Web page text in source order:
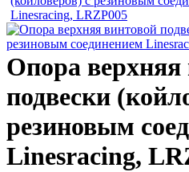
Опора верхняя
подвески
резиновым
Linesracing,